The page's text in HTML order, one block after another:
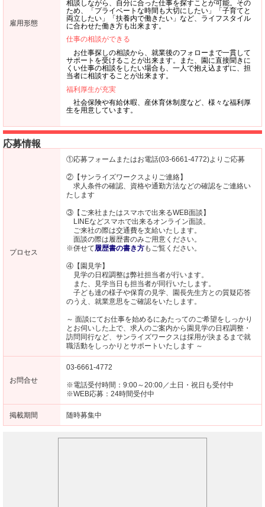
雇用形態
相談しながら、自分に合った仕事を探すことが可能。その
ため、「プライベートな時間も大切にしたい」「子育てと
両立したい」「扶養内で働きたい」など、ライフスタイル
に合わせた働き方も出来ます。
仕事の相談ができる
お仕事探しの相談から、就業後のフォローまで一貫して
サポートを受けることが出来ます。また、園に直接聞きに
くい仕事の相談をしたい場合も、一人で抱え込まずに、担
当者に相談することが出来ます。
福利厚生が充実
社会保険や有給休暇、産休育休制度など、様々な福利厚
生を用意しています。
応募情報
プロセス
①応募フォームまたはお電話(03-6661-4772)よりご応募
②【サンライズワークスよりご連絡】
求人条件の確認、資格や通勤方法などの確認をご連絡い
たします
③【ご来社またはスマホで出来るWEB面談】
LINEなどスマホで出来るオンライン面談。
ご来社の際は交通費を支給いたします。
面談の際は履歴書のみご用意ください。
※併せて履歴書の書き方もご覧ください。
④【園見学】
見学の日程調整は弊社担当者が行います。
また、見学当日も担当者が同行いたします。
子ども達の様子や保育の見学、園長先生方との質疑応答
のうえ、就業意思をご確認をいたします。
～ 面談にてお仕事を始めるにあたってのご希望をしっかり
とお伺いした上で、求人のご案内から園見学の日程調整・
訪問同行など、サンライズワークスは採用が決まるまで就
職活動をしっかりとサポートいたします ～
お問合せ
03-6661-4772
※電話受付時間：9:00～20:00／土日・祝日も受付中
※WEB応募：24時間受付中
掲載期間 随時募集中